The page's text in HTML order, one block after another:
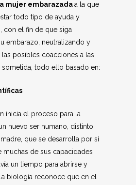
mujer embarazadaa la que
todo tipo de ayuda y
con el fin de que siga
embarazo, neutralizando y
las posibles coacciones a las
sometida, todo ello basado en:
inicia el proceso para la
nuevo ser humano, distinto
que se desarrolla por sí
muchas de sus capacidades
un tiempo para abrirse y
biología reconoce que en el